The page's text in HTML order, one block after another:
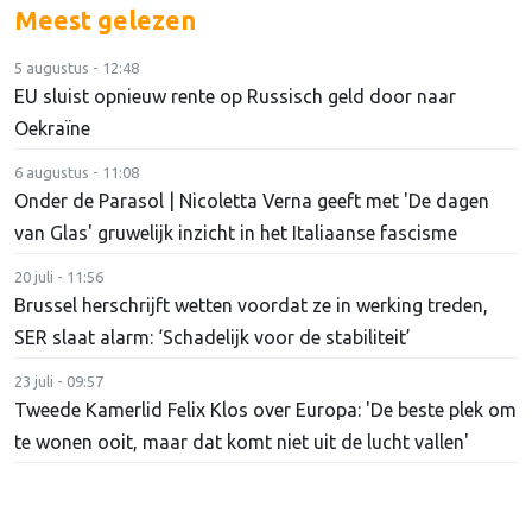
Meest gelezen
5 augustus - 12:48
EU sluist opnieuw rente op Russisch geld door naar
Oekraïne
6 augustus - 11:08
Onder de Parasol | Nicoletta Verna geeft met 'De dagen
van Glas' gruwelijk inzicht in het Italiaanse fascisme
20 juli - 11:56
Brussel herschrijft wetten voordat ze in werking treden,
SER slaat alarm: ‘Schadelijk voor de stabiliteit’
23 juli - 09:57
Tweede Kamerlid Felix Klos over Europa: 'De beste plek om
te wonen ooit, maar dat komt niet uit de lucht vallen'